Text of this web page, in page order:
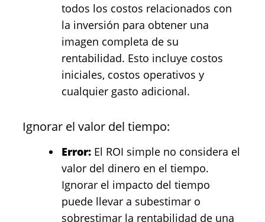
todos los costos relacionados con
la inversión para obtener una
imagen completa de su
rentabilidad. Esto incluye costos
iniciales, costos operativos y
cualquier gasto adicional.
Ignorar el valor del tiempo:
Error: El ROI simple no considera el
valor del dinero en el tiempo.
Ignorar el impacto del tiempo
puede llevar a subestimar o
sobrestimar la rentabilidad de una